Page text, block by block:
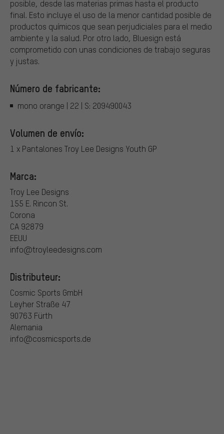
posible, desde las materias primas hasta el producto
final. Esto incluye el uso de la menor cantidad posible de
productos químicos que sean perjudiciales para el medio
ambiente y la salud. Por otro lado, Bluesign está
comprometido con unas condiciones de trabajo seguras
y justas.
Número de fabricante:
mono orange | 22 | S: 209490043
Volumen de envío:
1 x Pantalones Troy Lee Designs Youth GP
Marca:
Troy Lee Designs
155 E. Rincon St.
Corona
CA 92879
EEUU
info@troyleedesigns.com
Distributeur:
Cosmic Sports GmbH
Leyher Straße 47
90763 Fürth
Alemania
info@cosmicsports.de